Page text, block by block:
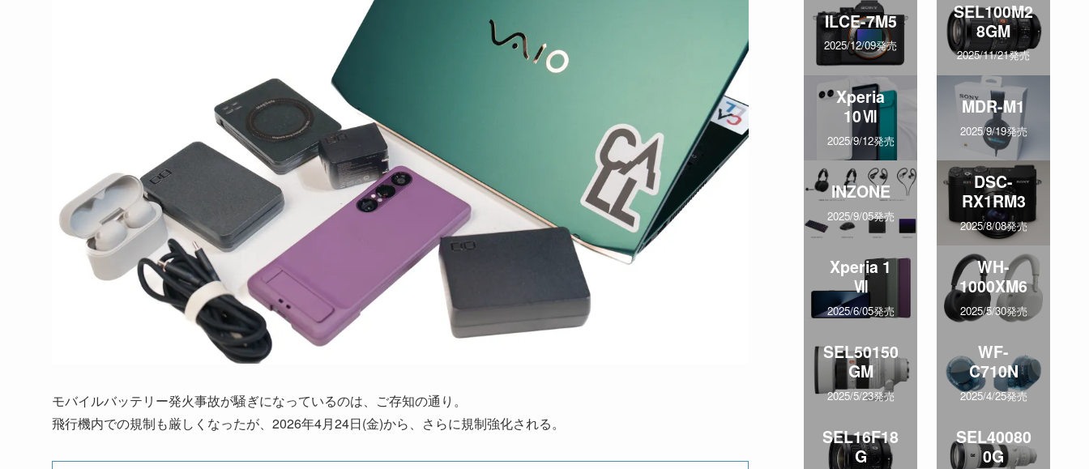
モバイルバッテリー発火事故が騒ぎになっているのは、ご存知の通り。
飛行機内での規制も厳しくなったが、2026年4月24日(金)から、さらに規制強化される。
ILCE-7M5
2025/12/09発売
SEL100M2
8GM
2025/11/21発売
Xperia
10Ⅶ
2025/9/12発売
MDR-M1
2025/9/19発売
INZONE
2025/9/05発売
DSC-
RX1RM3
2025/8/08発売
Xperia 1
Ⅶ
2025/6/05発売
WH-
1000XM6
2025/5/30発売
SEL50150
GM
2025/5/23発売
WF-
C710N
2025/4/25発売
SEL16F18
G
SEL40080
0G